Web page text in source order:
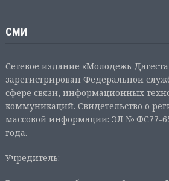
СМИ
Сетевое издание «Молодежь
зарегистрирован Федеральной
сфере связи, информационных
коммуникаций. Свидетельство о
массовой информации: ЭЛ № ФС77-
года.
Учредитель: